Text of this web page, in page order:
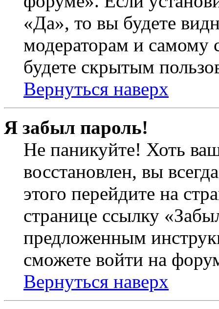
«Да», то вы будете
модераторам и самому
будете скрытым
Вернуться наверх
Я забыл пароль!
Не паникуйте! Хоть
восстановлен, вы
этого перейдите на
странице ссылку
предложенным
сможете войти на
Вернуться наверх